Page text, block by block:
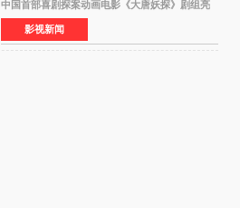
中国首部喜剧探案动画电影《大唐妖探》剧组亮
相西安，举办线下见面会活动。导演程腾、联合
导演黄珉、总制片人曹紫建、制片人李莹莹、领
衔声音出演雷淞然
影视新闻